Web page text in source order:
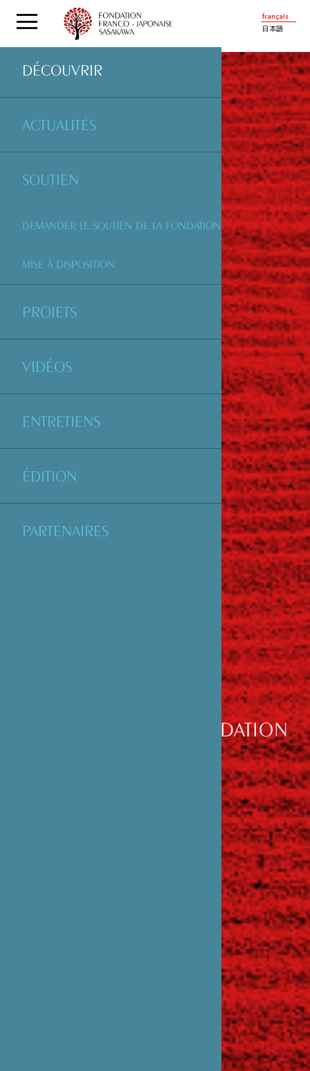
français
日本語
DÉCOUVRIR
ACTUALITÉS
SOUTIEN
DEMANDER LE SOUTIEN DE LA FONDATION
MISE À DISPOSITION
PROJETS
VIDÉOS
ENTRETIENS
ÉDITION
PARTENAIRES
LA FONDATION